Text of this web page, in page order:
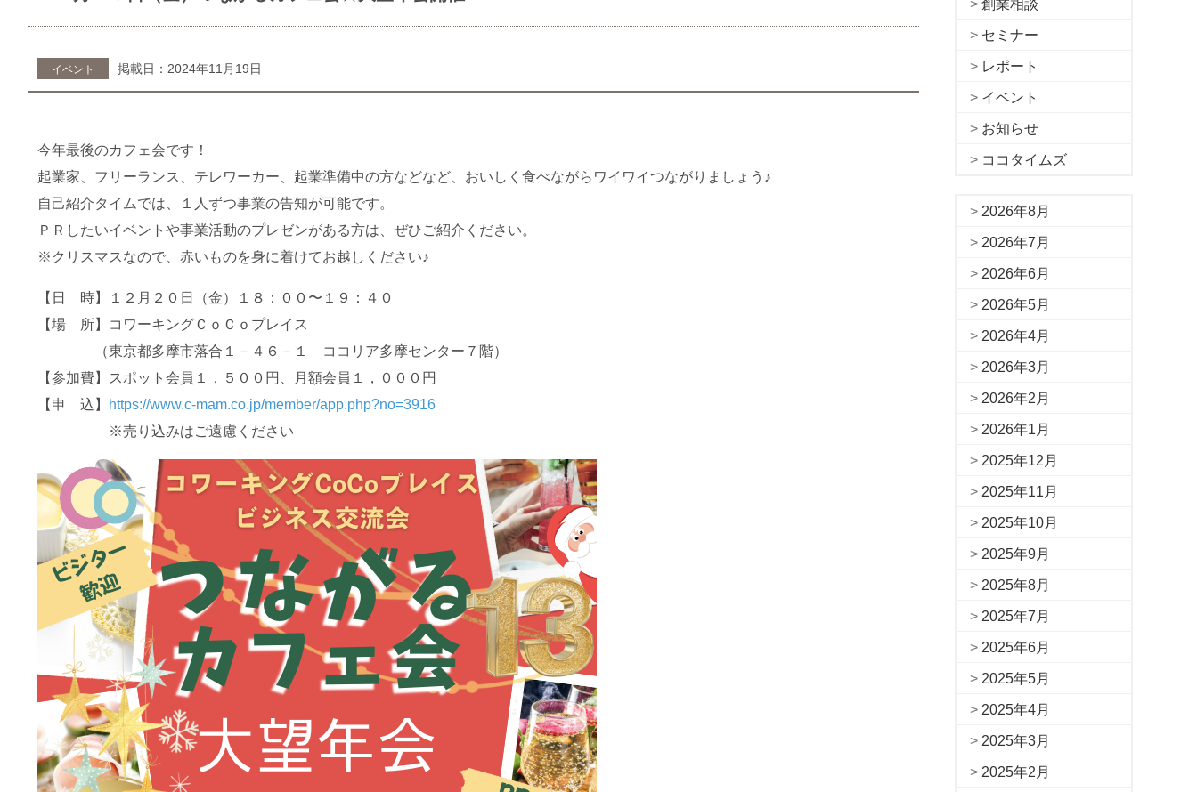
イベント 掲載日：2024年11月19日
今年最後のカフェ会です！
起業家、フリーランス、テレワーカー、起業準備中の方などなど、おいしく食べながらワイワイつながりましょう♪
自己紹介タイムでは、１人ずつ事業の告知が可能です。
ＰＲしたいイベントや事業活動のプレゼンがある方は、ぜひご紹介ください。
※クリスマスなので、赤いものを身に着けてお越しください♪
【日 時】１２月２０日（金）１８：００〜１９：４０
【場 所】コワーキングＣｏＣｏプレイス
（東京都多摩市落合１－４６－１ ココリア多摩センター７階）
【参加費】スポット会員１，５００円、月額会員１，０００円
【申 込】
https://www.c-mam.co.jp/member/app.php?no=3916
※売り込みはご遠慮ください
創業相談
セミナー
レポート
イベント
お知らせ
ココタイムズ
2026年8月
2026年7月
2026年6月
2026年5月
2026年4月
2026年3月
2026年2月
2026年1月
2025年12月
2025年11月
2025年10月
2025年9月
2025年8月
2025年7月
2025年6月
2025年5月
2025年4月
2025年3月
2025年2月